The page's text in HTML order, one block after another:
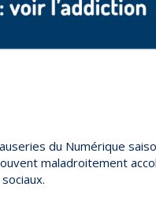
du Numérique
maladroitement